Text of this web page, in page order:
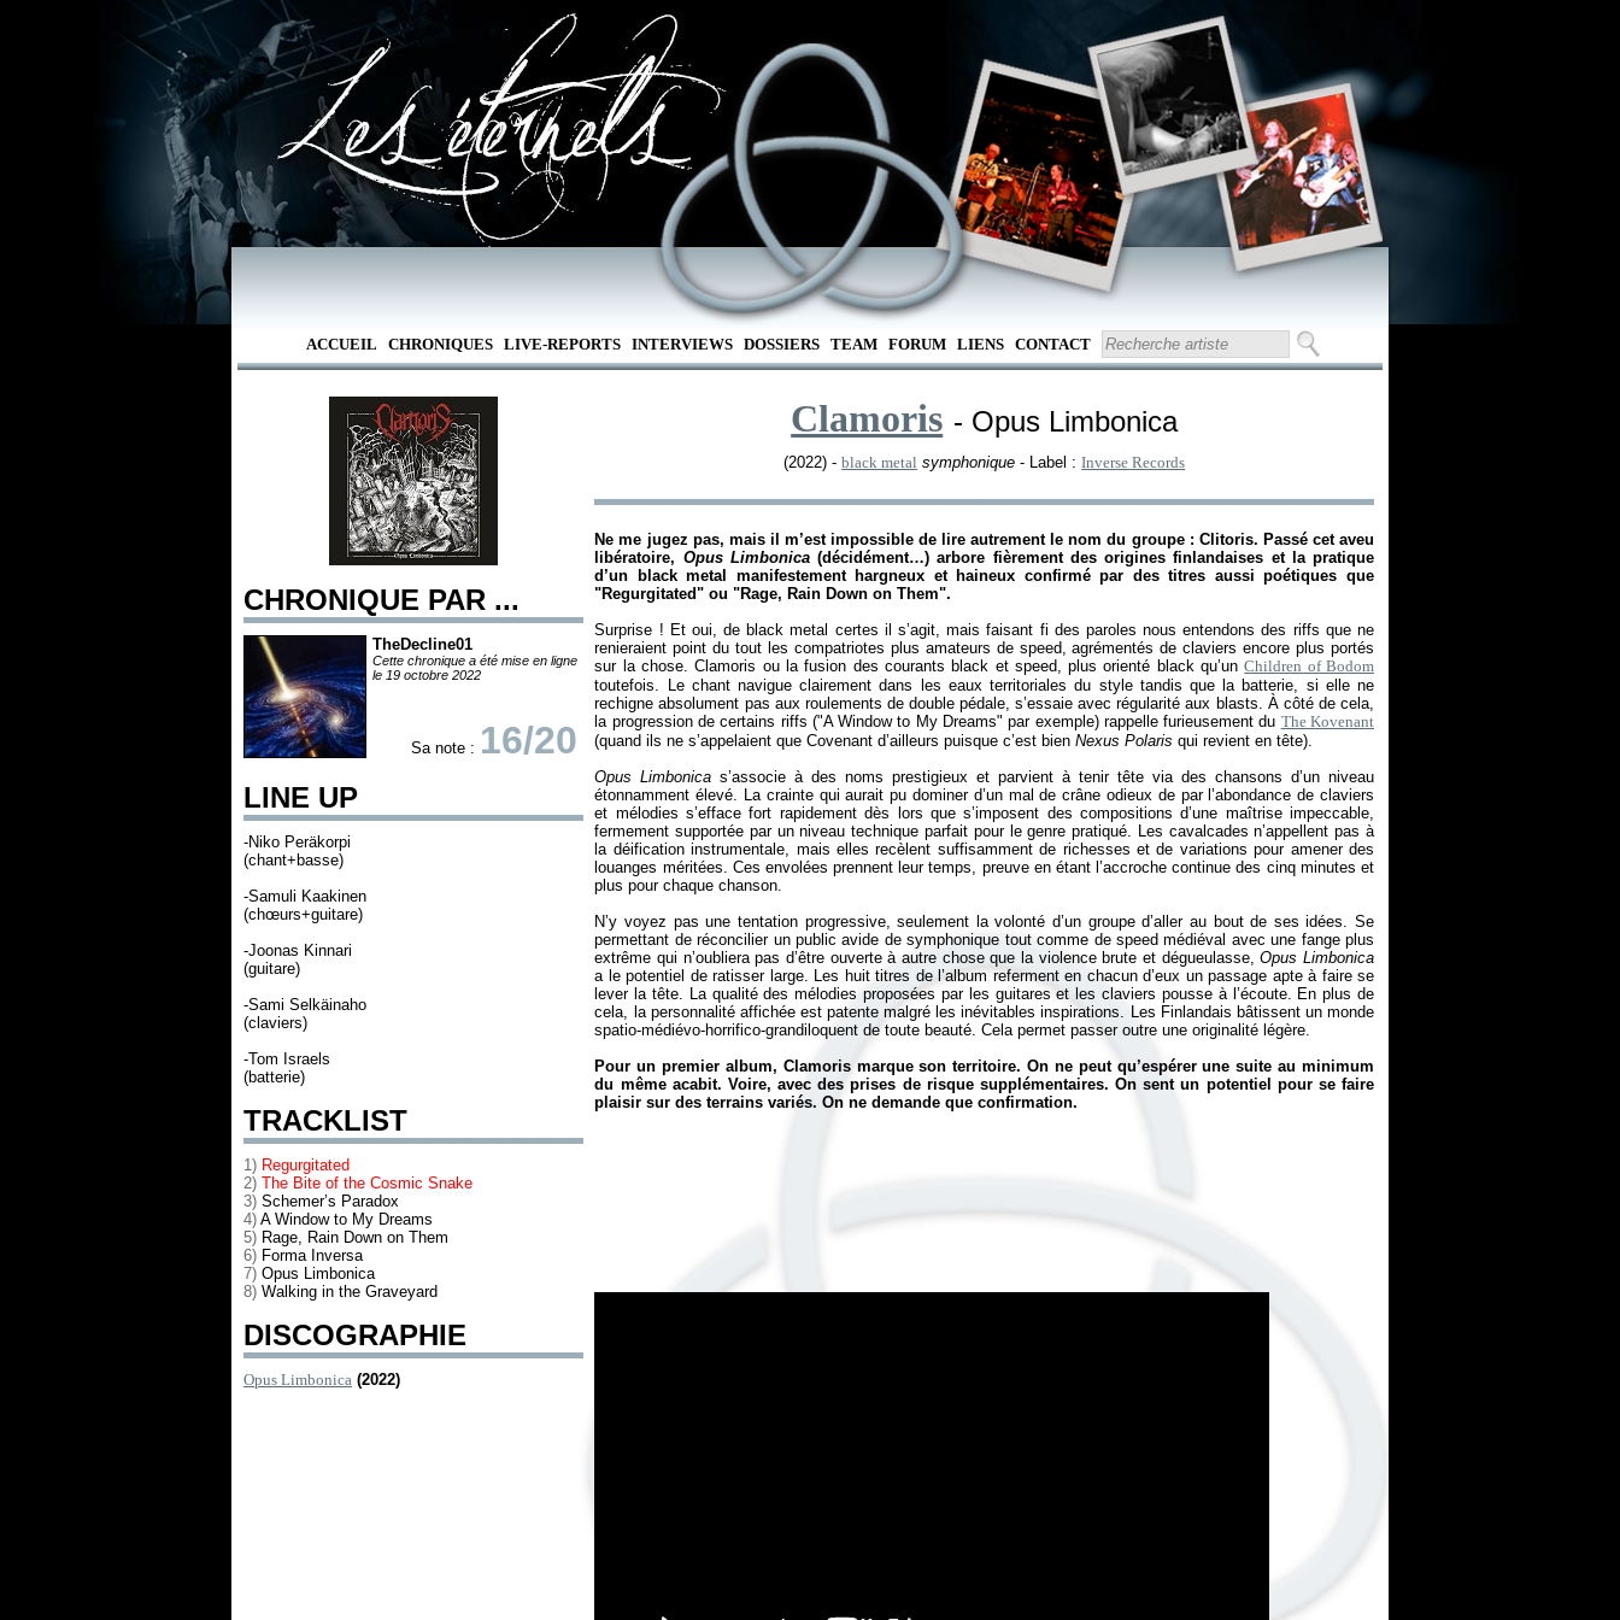
ACCUEIL CHRONIQUES LIVE-REPORTS INTERVIEWS DOSSIERS TEAM FORUM LIENS CONTACT
CHRONIQUE PAR ...
TheDecline01
Cette chronique a été mise en ligne
le 19 octobre 2022
Sa note : 16/20
LINE UP
-Niko Peräkorpi
(chant+basse)
-Samuli Kaakinen
(chœurs+guitare)
-Joonas Kinnari
(guitare)
-Sami Selkäinaho
(claviers)
-Tom Israels
(batterie)
TRACKLIST
1) Regurgitated
2) The Bite of the Cosmic Snake
3) Schemer’s Paradox
4) A Window to My Dreams
5) Rage, Rain Down on Them
6) Forma Inversa
7) Opus Limbonica
8) Walking in the Graveyard
DISCOGRAPHIE
Opus Limbonica (2022)
Clamoris - Opus Limbonica
(2022) -black metal symphonique - Label :Inverse Records
Ne me jugez pas, mais il m’est impossible de lire autrement le nom du groupe : Clitoris. Passé cet aveu
libératoire, Opus Limbonica(décidément…) arbore fièrement des origines finlandaises et la pratique
d’un black metal manifestement hargneux et haineux confirmé par des titres aussi poétiques que
"Regurgitated" ou "Rage, Rain Down on Them".
Surprise ! Et oui, de black metal certes il s’agit, mais faisant fi des paroles nous entendons des riffs que ne
renieraient point du tout les compatriotes plus amateurs de speed, agrémentés de claviers encore plus portés
sur la chose. Clamoris ou la fusion des courants black et speed, plus orienté black qu’unChildren of Bodom
toutefois. Le chant navigue clairement dans les eaux territoriales du style tandis que la batterie, si elle ne
rechigne absolument pas aux roulements de double pédale, s’essaie avec régularité aux blasts. À côté de cela,
la progression de certains riffs ("A Window to My Dreams" par exemple) rappelle furieusement du The Kovenant
(quand ils ne s’appelaient que Covenant d’ailleurs puisque c’est bienNexus Polaris qui revient en tête).
Opus Limbonica s’associe à des noms prestigieux et parvient à tenir tête via des chansons d’un niveau
étonnamment élevé. La crainte qui aurait pu dominer d’un mal de crâne odieux de par l’abondance de claviers
et mélodies s’efface fort rapidement dès lors que s’imposent des compositions d’une maîtrise impeccable,
fermement supportée par un niveau technique parfait pour le genre pratiqué. Les cavalcades n’appellent pas à
la déification instrumentale, mais elles recèlent suffisamment de richesses et de variations pour amener des
louanges méritées. Ces envolées prennent leur temps, preuve en étant l’accroche continue des cinq minutes et
plus pour chaque chanson.
N’y voyez pas une tentation progressive, seulement la volonté d’un groupe d’aller au bout de ses idées. Se
permettant de réconcilier un public avide de symphonique tout comme de speed médiéval avec une fange plus
extrême qui n’oubliera pas d’être ouverte à autre chose que la violence brute et dégueulasse,Opus Limbonica
a le potentiel de ratisser large. Les huit titres de l’album referment en chacun d’eux un passage apte à faire se
lever la tête. La qualité des mélodies proposées par les guitares et les claviers pousse à l’écoute. En plus de
cela, la personnalité affichée est patente malgré les inévitables inspirations. Les Finlandais bâtissent un monde
spatio-médiévo-horrifico-grandiloquent de toute beauté. Cela permet passer outre une originalité légère.
Pour un premier album, Clamoris marque son territoire. On ne peut qu’espérer une suite au minimum
du même acabit. Voire, avec des prises de risque supplémentaires. On sent un potentiel pour se faire
plaisir sur des terrains variés. On ne demande que confirmation.